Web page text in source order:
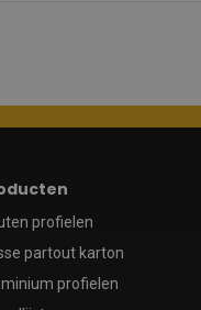
profielen
partout karton
profielen